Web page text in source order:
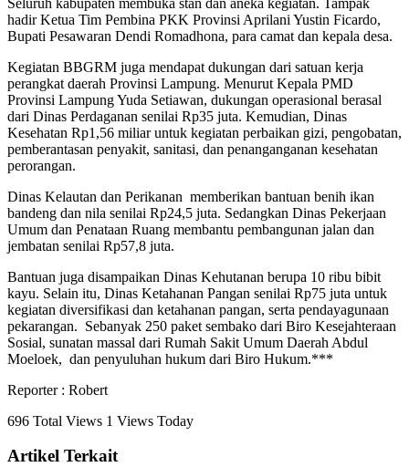
hadir Ketua Tim Pembina PKK Provinsi Aprilani Yustin Ficardo,
Bupati Pesawaran Dendi Romadhona, para camat dan kepala desa.
Kegiatan BBGRM juga mendapat dukungan dari satuan kerja
perangkat daerah Provinsi Lampung. Menurut Kepala PMD
Provinsi Lampung Yuda Setiawan, dukungan operasional berasal
dari Dinas Perdaganan senilai Rp35 juta. Kemudian, Dinas
Kesehatan Rp1,56 miliar untuk kegiatan perbaikan gizi, pengobatan,
pemberantasan penyakit, sanitasi, dan penanganganan kesehatan
perorangan.
Dinas Kelautan dan Perikanan memberikan bantuan benih ikan
bandeng dan nila senilai Rp24,5 juta. Sedangkan Dinas Pekerjaan
Umum dan Penataan Ruang membantu pembangunan jalan dan
jembatan senilai Rp57,8 juta.
Bantuan juga disampaikan Dinas Kehutanan berupa 10 ribu bibit
kayu. Selain itu, Dinas Ketahanan Pangan senilai Rp75 juta untuk
kegiatan diversifikasi dan ketahanan pangan, serta pendayagunaan
pekarangan. Sebanyak 250 paket sembako dari Biro Kesejahteraan
Sosial, sunatan massal dari Rumah Sakit Umum Daerah Abdul
Moeloek, dan penyuluhan hukum dari Biro Hukum.***
Reporter : Robert
696 Total Views 1 Views Today
Artikel Terkait